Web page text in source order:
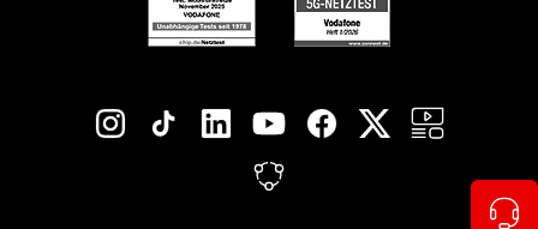
Social-Media-Links